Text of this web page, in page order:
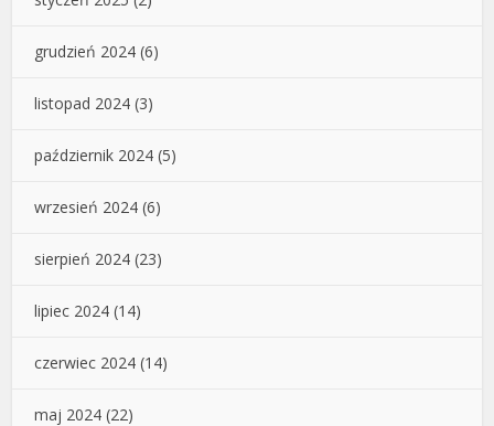
grudzień 2024 (6)
listopad 2024 (3)
październik 2024 (5)
wrzesień 2024 (6)
sierpień 2024 (23)
lipiec 2024 (14)
czerwiec 2024 (14)
maj 2024 (22)